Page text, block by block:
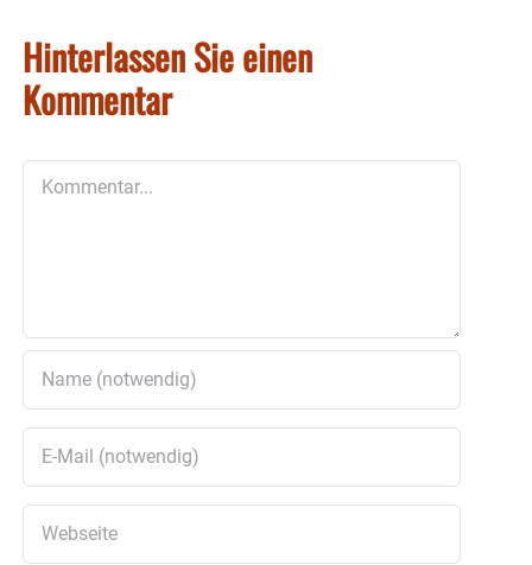
Hinterlassen Sie einen
Kommentar